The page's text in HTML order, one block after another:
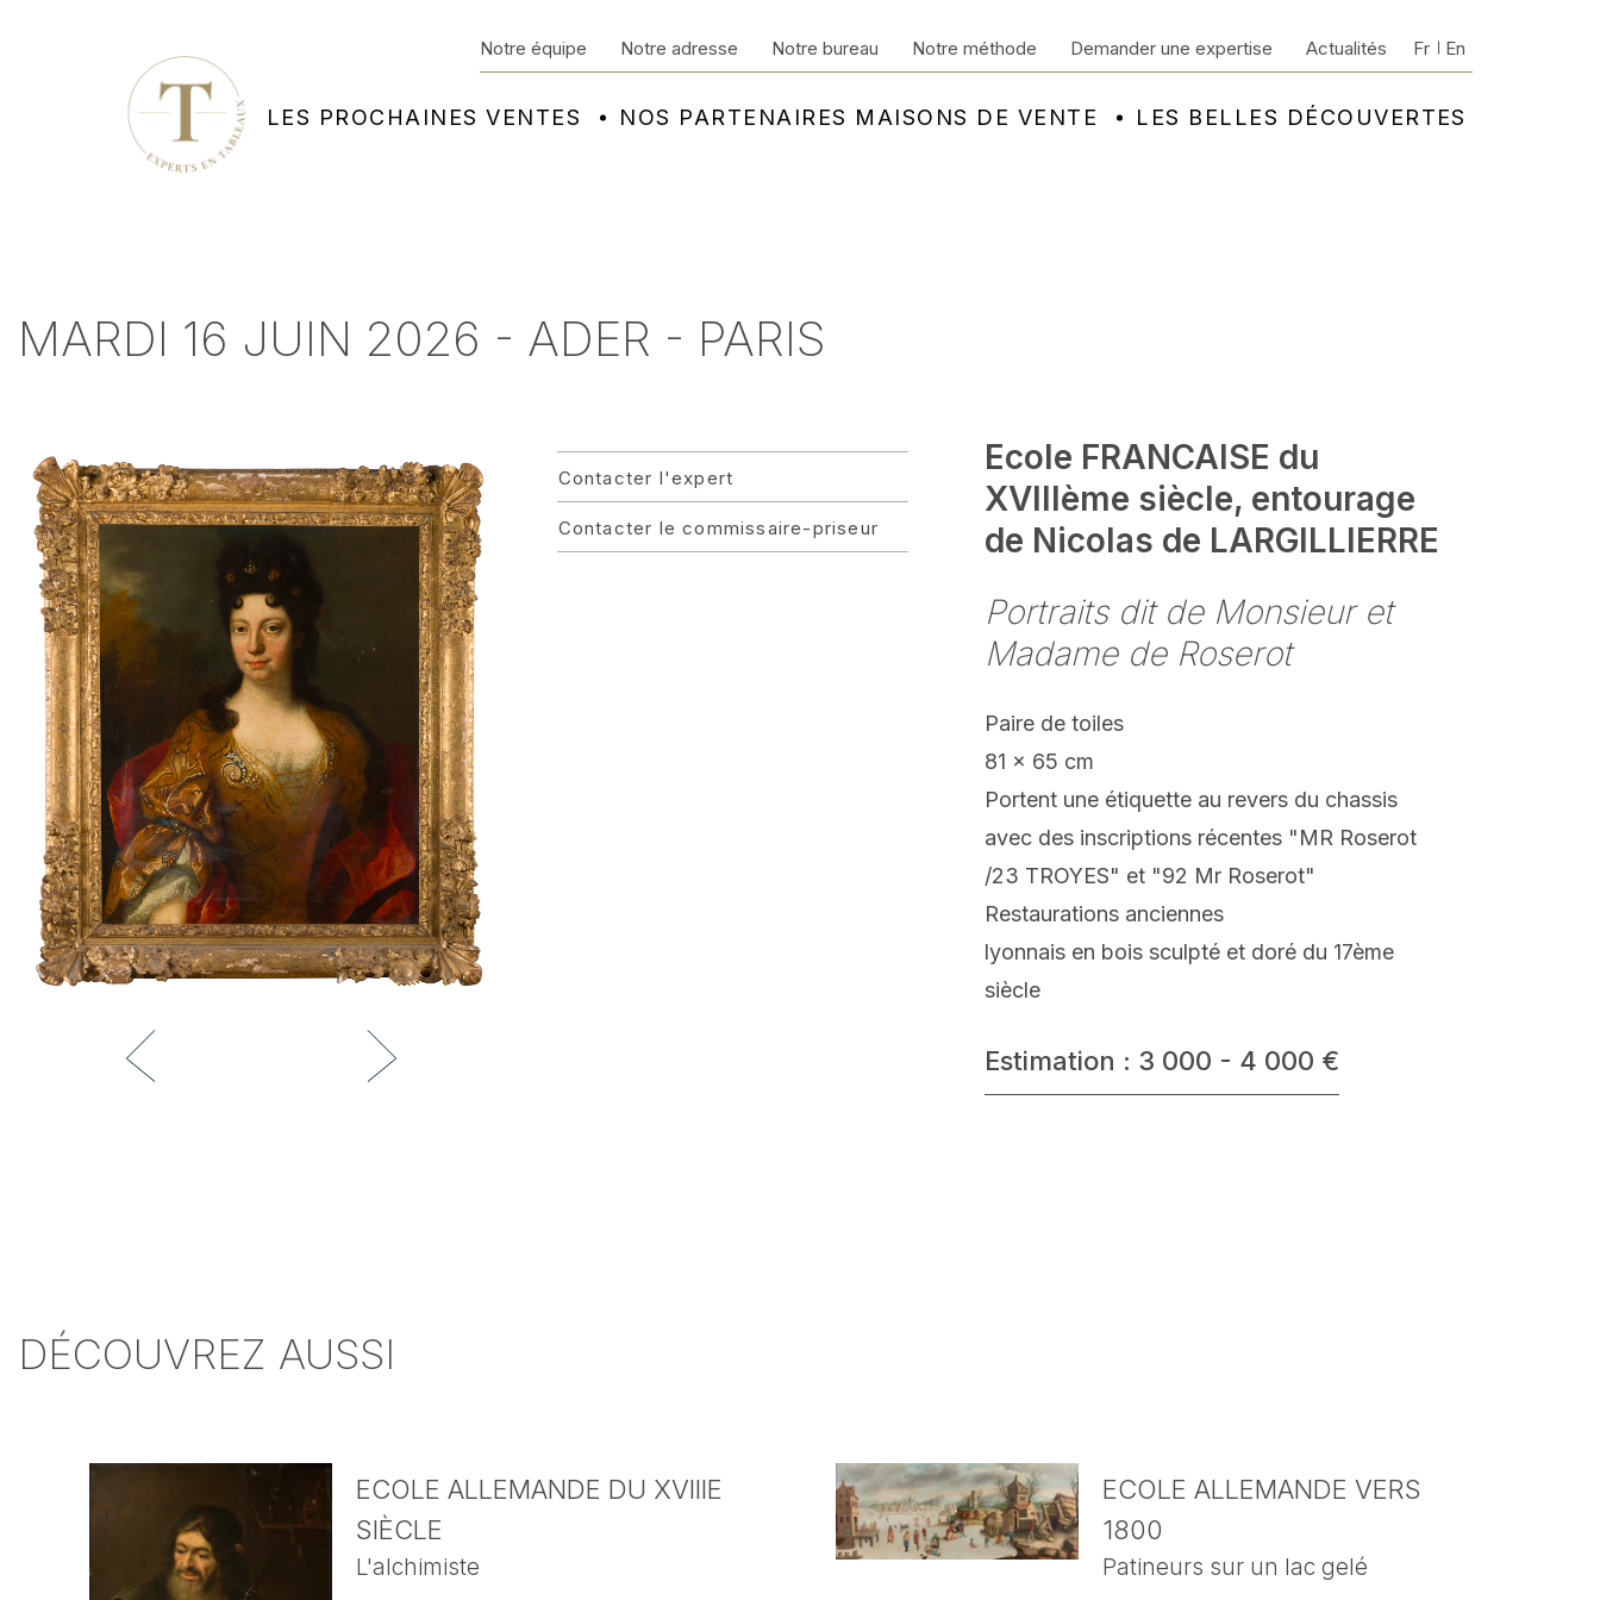
LES PROCHAINES VENTES NOS PARTENAIRES MAISONS DE VENTE LES BELLES DÉCOUVERTES
Notre équipe Notre adresse Notre bureau Notre méthode Demander une expertise Actualités Fr En
MARDI 16 JUIN 2026 - ADER - PARIS
Contacter l'expert
Contacter le commissaire-priseur
Ecole FRANCAISE du
XVIIIème siècle, entourage
de Nicolas de LARGILLIERRE
Portraits dit de Monsieur et
Madame de Roserot
Paire de toiles
81 x 65 cm
Portent une étiquette au revers du chassis
avec des inscriptions récentes "MR Roserot
/23 TROYES" et "92 Mr Roserot"
Restaurations anciennes
lyonnais en bois sculpté et doré du 17ème
siècle
Estimation : 3 000 - 4 000 €
DÉCOUVREZ AUSSI
ECOLE ALLEMANDE DU XVIIIE
SIÈCLE
L'alchimiste
ECOLE ALLEMANDE VERS
1800
Patineurs sur un lac gelé